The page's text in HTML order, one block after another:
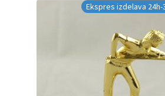
Ekspres izdelava 24h-